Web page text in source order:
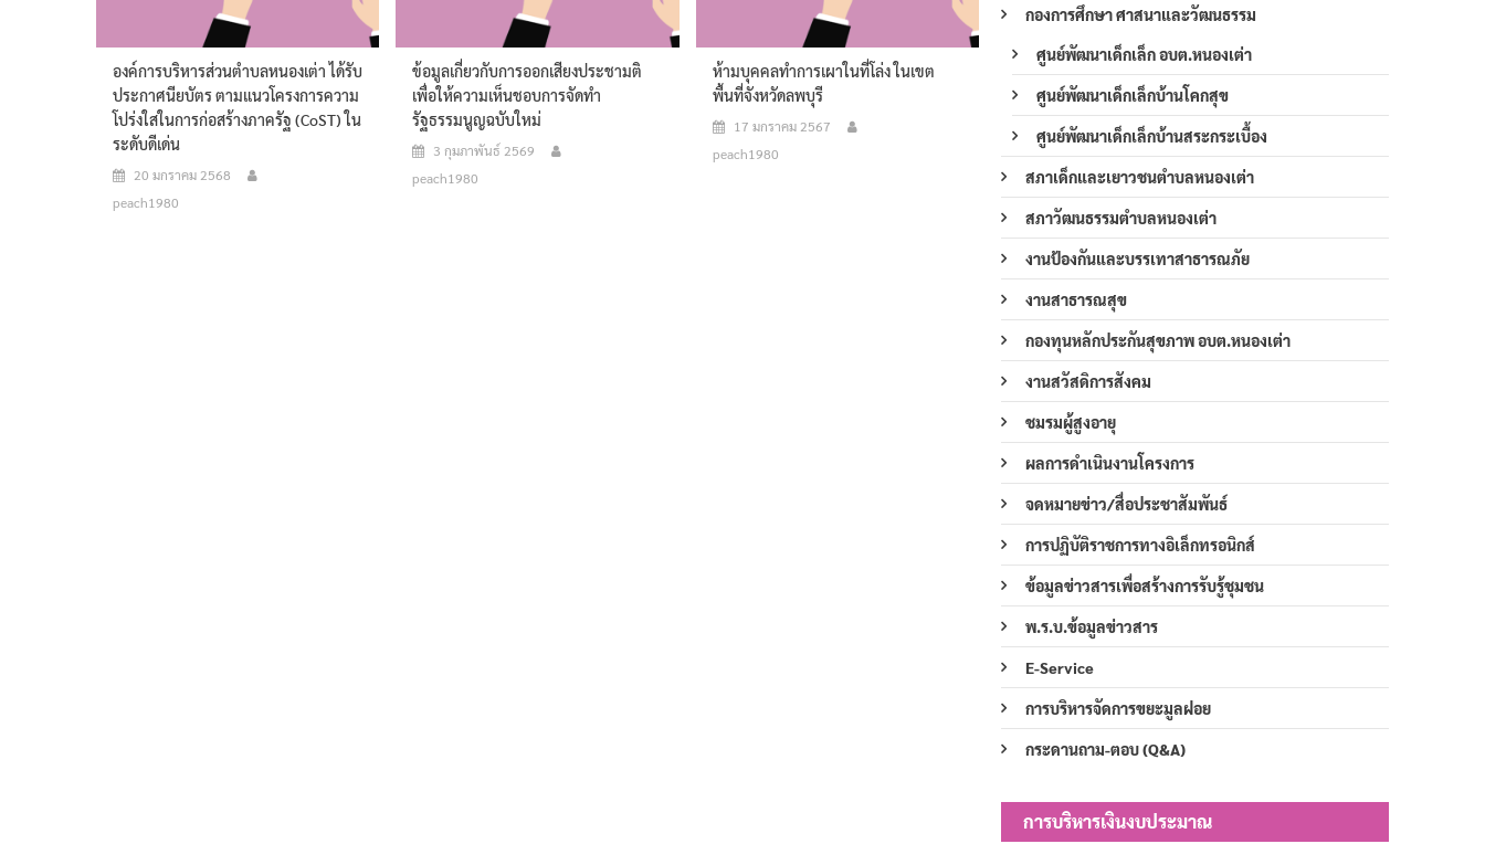
องค์การบริหารส่วนตำบลหนองเต่า ได้รับ
ประกาศนียบัตร ตามแนวโครงการความ
โปร่งใสในการก่อสร้างภาครัฐ (CoST) ใน
ระดับดีเด่น
20 มกราคม 2568
peach1980
ข้อมูลเกี่ยวกับการออกเสียงประชามติ
เพื่อให้ความเห็นชอบการจัดทำ
รัฐธรรมนูญฉบับใหม่
3 กุมภาพันธ์ 2569
peach1980
ห้ามบุคคลทำการเผาในที่โล่ง ในเขต
พื้นที่จังหวัดลพบุรี
17 มกราคม 2567
peach1980
กองการศึกษา ศาสนาและวัฒนธรรม
ศูนย์พัฒนาเด็กเล็ก อบต.หนองเต่า
ศูนย์พัฒนาเด็กเล็กบ้านโคกสุข
ศูนย์พัฒนาเด็กเล็กบ้านสระกระเบื้อง
สภาเด็กและเยาวชนตำบลหนองเต่า
สภาวัฒนธรรมตำบลหนองเต่า
งานป้องกันและบรรเทาสาธารณภัย
งานสาธารณสุข
กองทุนหลักประกันสุขภาพ อบต.หนองเต่า
งานสวัสดิการสังคม
ชมรมผู้สูงอายุ
ผลการดำเนินงานโครงการ
จดหมายข่าว/สื่อประชาสัมพันธ์
การปฏิบัติราชการทางอิเล็กทรอนิกส์
ข้อมูลข่าวสารเพื่อสร้างการรับรู้ชุมชน
พ.ร.บ.ข้อมูลข่าวสาร
E-Service
การบริหารจัดการขยะมูลฝอย
กระดานถาม-ตอบ (Q&A)
การบริหารเงินงบประมาณ